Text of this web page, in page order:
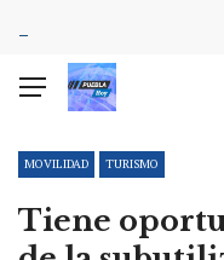
MOVILIDAD TURISMO
Tiene